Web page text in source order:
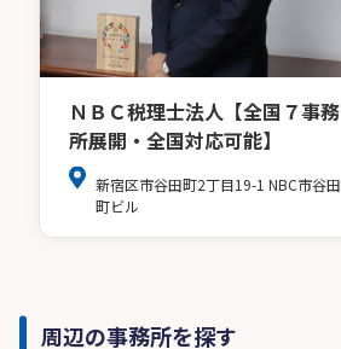
ＮＢＣ税理士法人【全国７事務
所展開・全国対応可能】
新宿区市谷田町2丁目19-1 NBC市谷田
町ビル
周辺の事務所を探す